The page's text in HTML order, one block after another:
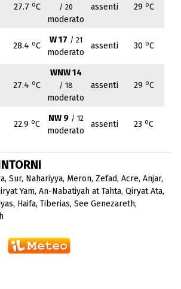
27.7 oC / 20
moderato
assenti 29 oC
28.4 oC
W 17 / 21
moderato
assenti 30 oC
27.4 oC
WNW 14
/ 18
moderato
assenti 29 oC
22.9 oC
NW 9 / 12
moderato
assenti 23 oC
, Sur, Nahariyya, Meron, Zefad, Acre, Anjar,
Yam, An-Nabatiyah at Tahta, Qiryat Ata,
, Haifa, Tiberias, See Genezareth,